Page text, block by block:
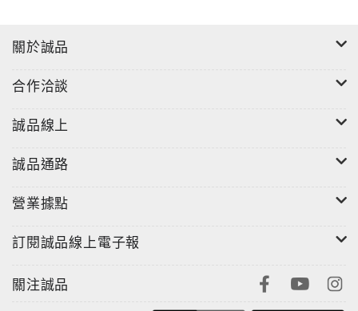
關於誠品
合作洽談
誠品線上
誠品通路
營業據點
訂閱誠品線上電子報
關注誠品